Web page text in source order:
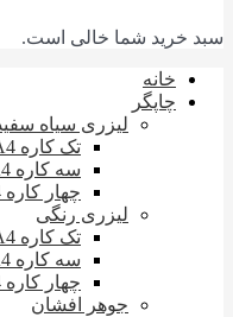
سبد خرید شما خالی است.
خانه
چاپگر
لیزری سیاه
تک کاره A4
سه کاره A4
چهار کاره A4
لیزری رنگی
تک کاره A4
سه کاره A4
چهار کاره A4
جوهر افشان